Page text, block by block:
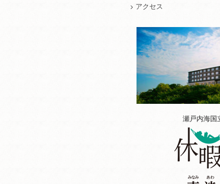
アクセス
瀬戸内海国